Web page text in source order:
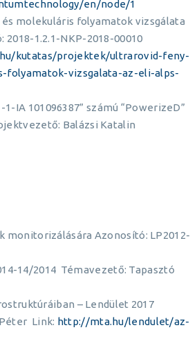
en/node/1
molekuláris folyamatok vizsgálata
1.2.1-NKP-2018-00010
kutatas/projektek/ultrarovid-feny-
folyamatok-vizsgalata-az-eli-alps-
IA 101096387” számú “PowerizeD”
Balázsi Katalin
Azonosító: LP2012-
14/2014 Témavezető: Tapasztó
– Lendület 2017
Link: http://mta.hu/lendulet/az-